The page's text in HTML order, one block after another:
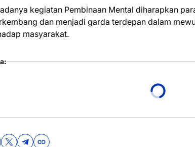
kegiatan Pembinaan Mental diharapkan
dan menjadi garda terdepan dalam
masyarakat.